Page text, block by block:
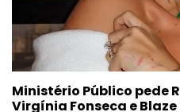
Ministério Público pede
Virgínia Fonseca e